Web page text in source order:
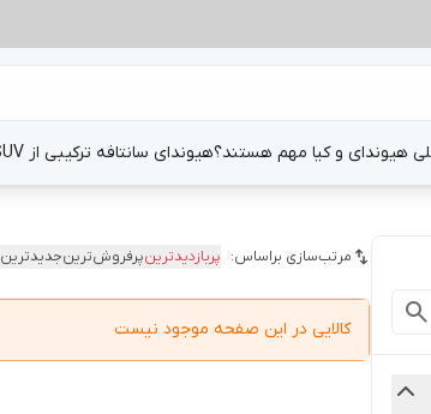
هیوندای و کیا مهم هستند؟هیوندای سانتافه ترکیبی از SUV لوکس و همه کاره
مرتب‌سازی براساس: پربازدیدترینپرفروش‌ترینجدیدترین
کالایی در این صفحه موجود نیست